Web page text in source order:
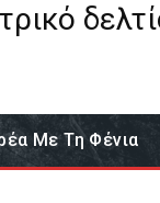
Με Τη Φένια